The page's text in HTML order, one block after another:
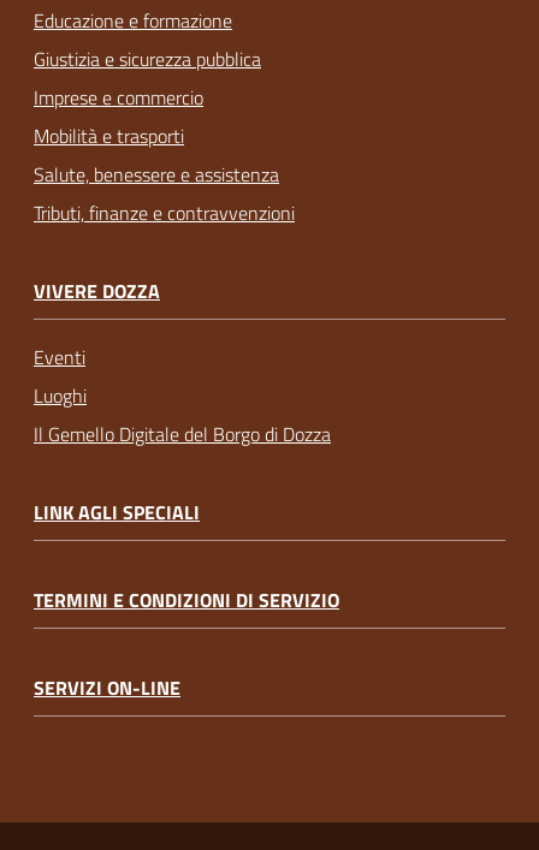
Educazione e formazione
Giustizia e sicurezza pubblica
Imprese e commercio
Mobilità e trasporti
Salute, benessere e assistenza
Tributi, finanze e contravvenzioni
VIVERE DOZZA
Eventi
Luoghi
Il Gemello Digitale del Borgo di Dozza
LINK AGLI SPECIALI
TERMINI E CONDIZIONI DI SERVIZIO
SERVIZI ON-LINE